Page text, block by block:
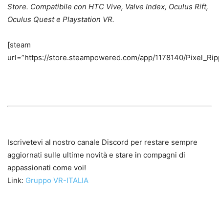
Store. Compatibile con HTC Vive, Valve Index, Oculus Rift,
Oculus Quest e Playstation VR.
[steam
url=”https://store.steampowered.com/app/1178140/
Iscrivetevi al nostro canale Discord per restare sempre
aggiornati sulle ultime novità e stare in compagni di
appassionati come voi!
Link: Gruppo VR-ITALIA